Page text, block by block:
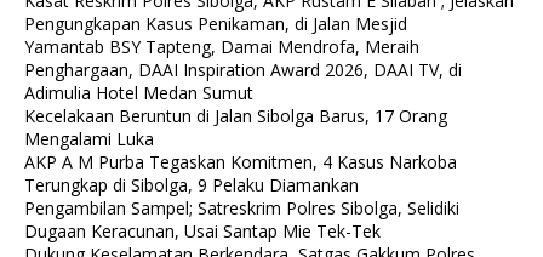
Pengungkapan Kasus Penikaman, di Jalan Mesjid
Yamantab BSY Tapteng, Damai Mendrofa, Meraih
Penghargaan, DAAI Inspiration Award 2026, DAAI TV, di
Adimulia Hotel Medan Sumut
Kecelakaan Beruntun di Jalan Sibolga Barus, 17 Orang
Mengalami Luka
AKP A M Purba Tegaskan Komitmen, 4 Kasus Narkoba
Terungkap di Sibolga, 9 Pelaku Diamankan
Pengambilan Sampel; Satreskrim Polres Sibolga, Selidiki
Dugaan Keracunan, Usai Santap Mie Tek-Tek